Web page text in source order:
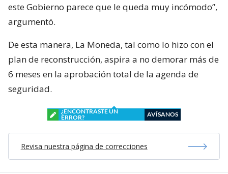
este Gobierno parece que le queda muy incómodo”,
argumentó.
De esta manera, La Moneda, tal como lo hizo con el
plan de reconstrucción, aspira a no demorar más de
6 meses en la aprobación total de la agenda de
seguridad.
¿ENCONTRASTE UN
ERROR?
AVÍSANOS
Revisa nuestra página de correcciones